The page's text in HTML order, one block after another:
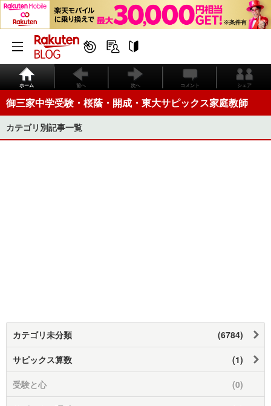
ホーム 前へ 次へ コメント シェア
御三家中学受験・桜蔭・開成・東大サピックス家庭教師
カテゴリ別記事一覧
カテゴリ未分類 (6784)
サピックス算数 (1)
受験と心 (0)